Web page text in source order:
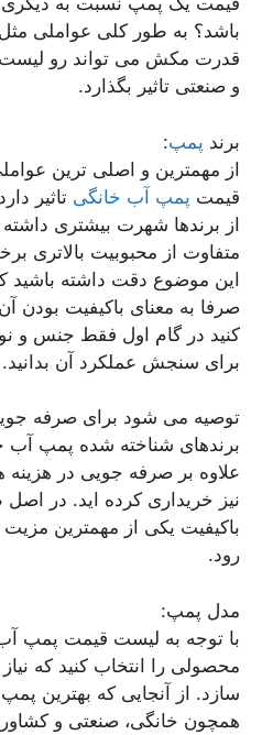
باشد؟ به طور کلی عواملی مثل
قدرت مکش می تواند رو لیست
و صنعتی تاثیر بگذارد.
برند پمپ:
از مهمترین و اصلی ترین
قیمت پمپ آب خانگی تاثیر
از برندها شهرت بیشتری داشته
متفاوت از محبوبیت بالاتری
این موضوع دقت داشته باشید
صرفا به معنای باکیفیت بودن
کنید در گام اول فقط جنس و
برای سنجش عملکرد آن بدانید.
توصیه می شود برای صرفه
برندهای شناخته شده پمپ آب
علاوه بر صرفه جویی در هزینه
نیز خریداری کرده اید. در
باکیفیت یکی از مهمترین
رود.
مدل پمپ:
با توجه به لیست قیمت پمپ
محصولی را انتخاب کنید که
سازد. از آنجایی که بهترین
همچون خانگی، صنعتی و